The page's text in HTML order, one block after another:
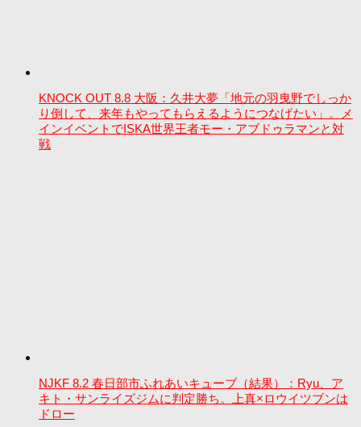
KNOCK OUT 8.8 大阪：久井大夢「地元の羽曳野でしっか
り倒して、来年もやってもらえるようにつなげたい」。メ
インイベントでISKA世界王者モー・アブドゥラマンと対
戦
NJKF 8.2 春日部市ふれあいキューブ（結果）：Ryu、ア
キト・サンライズジムに判定勝ち。上真×ロウイツブンは
ドロー